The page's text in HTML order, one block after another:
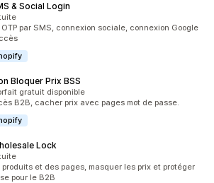
& Social Login
5
par SMS, connexion sociale, connexion Google
Bloquer Prix BSS
5
gratuit disponible
B2B, cacher prix avec pages mot de passe.
Lock
5
et des pages, masquer les prix et protéger
pour le B2B